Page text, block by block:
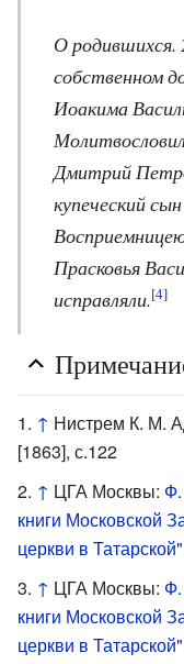
О родившихся.
собственном
Иоакима
Дмитрий
купеческий сын
Прасковья
исправляли.[4]
↑ Нистрем К. М.
[1863], с.122
↑ ЦГА Москвы:
книги Московской
церкви в
↑ ЦГА Москвы:
книги Московской
церкви в